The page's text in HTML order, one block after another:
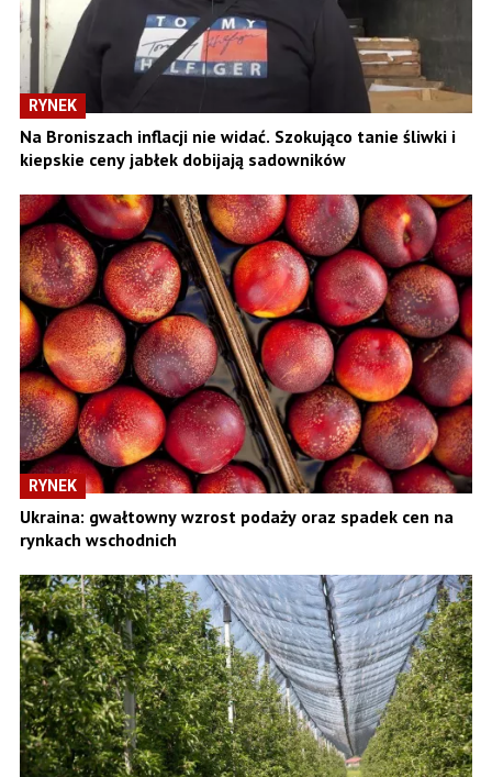
RYNEK
Na Broniszach inflacji nie widać. Szokująco tanie śliwki i
kiepskie ceny jabłek dobijają sadowników
RYNEK
Ukraina: gwałtowny wzrost podaży oraz spadek cen na
rynkach wschodnich